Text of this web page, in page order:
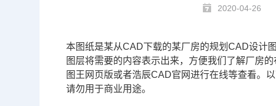
2020-04-26
本图纸是某从CAD下载的某厂房的规划CAD设计
图层将需要的内容表示出来，方便我们了解厂房的
图王网页版或者浩辰CAD官网进行在线等查看。
请勿用于商业用途。